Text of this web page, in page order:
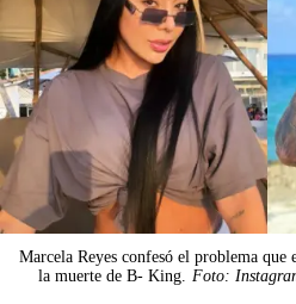
Marcela Reyes confesó el problema
la muerte de B- King.
Foto: